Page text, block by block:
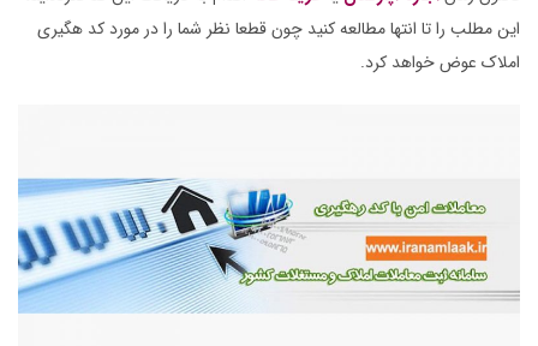
این مطلب را تا انتها مطالعه کنید چون قطعا نظر شما را در مورد کد هگیری
املاک عوض خواهد کرد.